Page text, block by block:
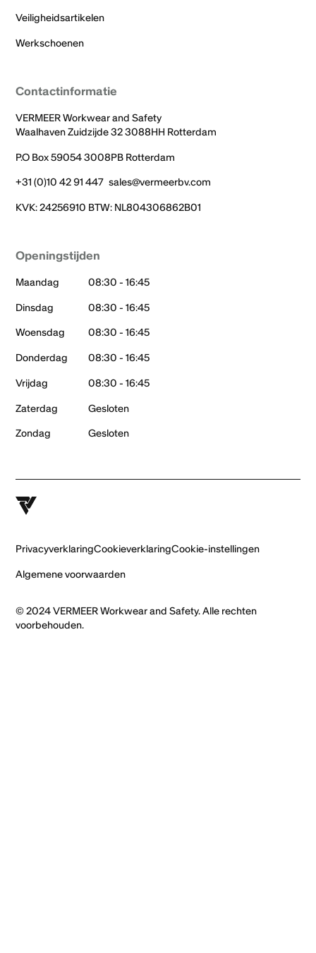
Veiligheidsartikelen
Werkschoenen
Contactinformatie
VERMEER Workwear and Safety
Waalhaven Zuidzijde 32 3088HH Rotterdam
P.O Box 59054 3008PB Rotterdam
+31 (0)10 42 91 447sales@vermeerbv.com
KVK: 24256910 BTW: NL804306862B01
Openingstijden
Maandag
08:30 - 16:45
Dinsdag
08:30 - 16:45
Woensdag
08:30 - 16:45
Donderdag
08:30 - 16:45
Vrijdag
08:30 - 16:45
Zaterdag
Gesloten
Zondag
Gesloten
PrivacyverklaringCookieverklaringCookie-instellingen
Algemene voorwaarden
© 2024 VERMEER Workwear and Safety. Alle rechten
voorbehouden.